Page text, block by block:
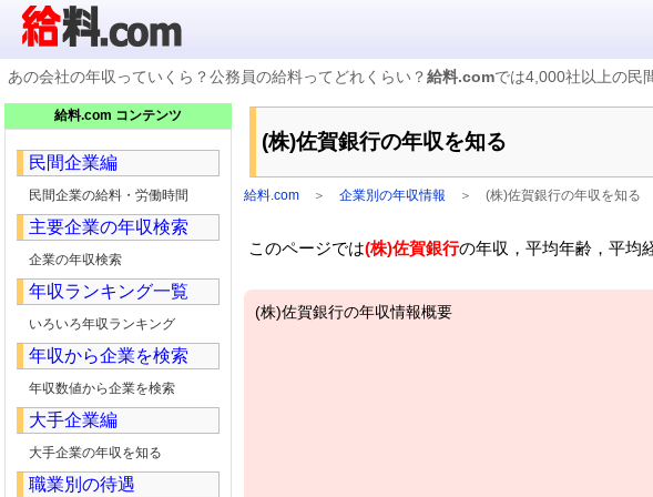
企業検索
年収ランキング
業種別企業一覧
国家公務員編
地方公務員給料検索
私立大学教員編
収録企業データの状況
あの会社の年収っていくら？公務員の給料ってどれくらい？給料.comでは4,000社以上の民
(株)佐賀銀行の年収を知る
給料.com ＞ 企業別の年収情報 ＞ (株)佐賀銀行の年収を知る
このページでは(株)佐賀銀行の年収，平均年齢，平均
(株)佐賀銀行の年収情報概要
給料.com コンテンツ
民間企業編
民間企業の給料・労働時間
主要企業の年収検索
企業の年収検索
年収ランキング一覧
いろいろ年収ランキング
年収から企業を検索
年収数値から企業を検索
大手企業編
大手企業の年収を知る
職業別の待遇